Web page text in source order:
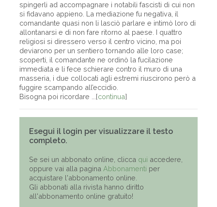
spingerli ad accompagnare i notabili fascisti di cui non
si fidavano appieno. La mediazione fu negativa, il
comandante quasi non li lasciò parlare e intimò loro di
allontanarsi e di non fare ritorno al paese. I quattro
religiosi si diressero verso il centro vicino, ma poi
deviarono per un sentiero tornando alle loro case;
scoperti, il comandante ne ordinò la fucilazione
immediata e li fece schierare contro il muro di una
masseria, i due collocati agli estremi riuscirono però a
fuggire scampando all’eccidio.
Bisogna poi ricordare ...[continua]
Esegui il login per visualizzare il testo
completo.
Se sei un abbonato online, clicca qui accedere,
oppure vai alla pagina Abbonamenti per
acquistare l'abbonamento online.
Gli abbonati alla rivista hanno diritto
all'abbonamento online gratuito!